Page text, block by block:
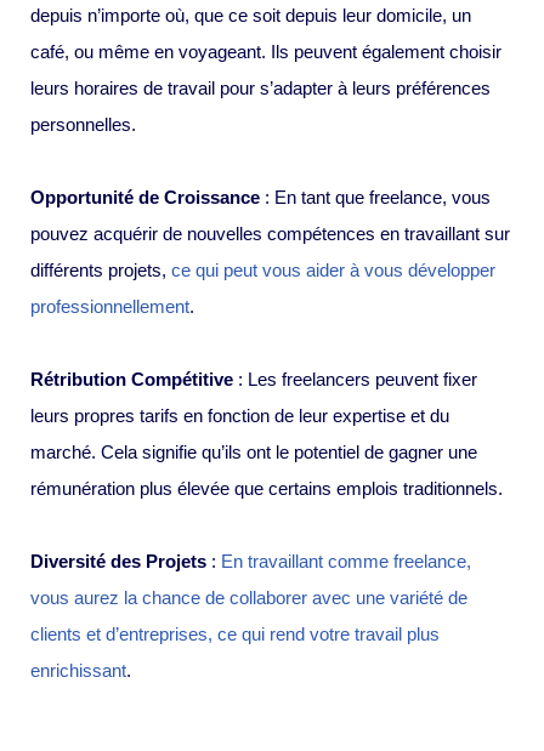
depuis n’importe où, que ce soit depuis leur domicile, un
café, ou même en voyageant. Ils peuvent également choisir
leurs horaires de travail pour s’adapter à leurs préférences
personnelles.
Opportunité de Croissance : En tant que freelance, vous
pouvez acquérir de nouvelles compétences en travaillant sur
différents projets, ce qui peut vous aider à vous développer
professionnellement.
Rétribution Compétitive : Les freelancers peuvent fixer
leurs propres tarifs en fonction de leur expertise et du
marché. Cela signifie qu’ils ont le potentiel de gagner une
rémunération plus élevée que certains emplois traditionnels.
Diversité des Projets : En travaillant comme freelance,
vous aurez la chance de collaborer avec une variété de
clients et d’entreprises, ce qui rend votre travail plus
enrichissant.